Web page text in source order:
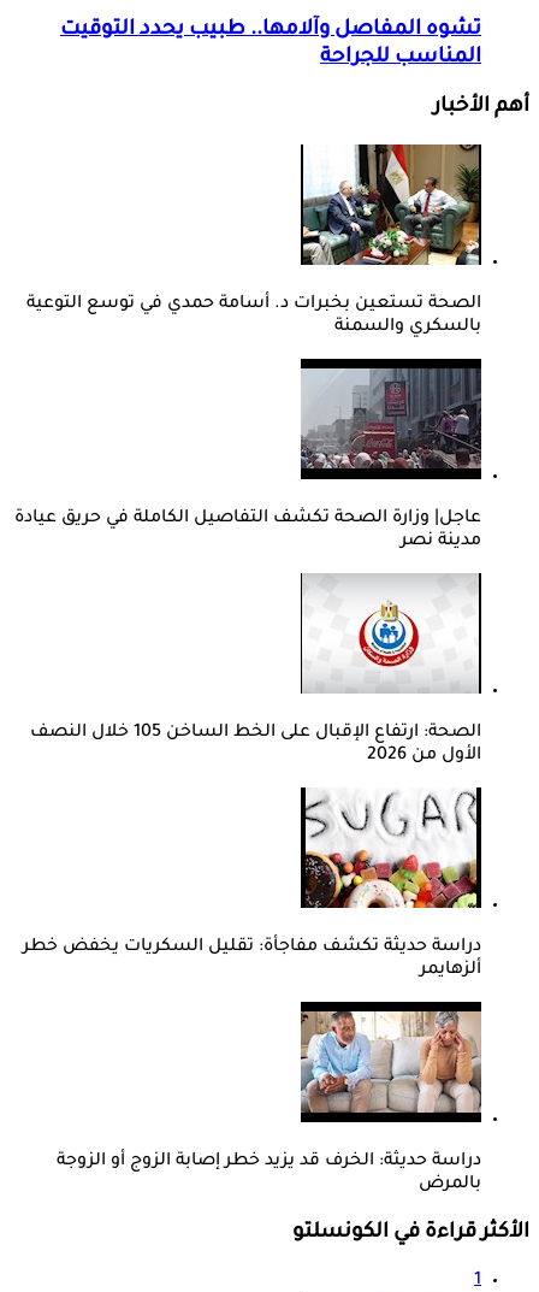
تشوه المفاصل وآلامها.. طبيب يحدد التوقيت
المناسب للجراحة
أهم الأخبار
الصحة تستعين بخبرات د. أسامة حمدي في توسع التوعية
بالسكري والسمنة
عاجل| وزارة الصحة تكشف التفاصيل الكاملة في حريق عيادة
مدينة نصر
الصحة: ارتفاع الإقبال على الخط الساخن 105 خلال النصف
الأول من 2026
دراسة حديثة تكشف مفاجأة: تقليل السكريات يخفض خطر
ألزهايمر
دراسة حديثة: الخرف قد يزيد خطر إصابة الزوج أو الزوجة
بالمرض
الأكثر قراءة في الكونسلتو
1